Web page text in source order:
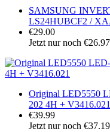
SAMSUNG
LS24HUBCF2 /
€29.00
Jetzt nur noch €26.97
Original LED5550
202 4H + V3416.021
€39.99
Jetzt nur noch €37.19